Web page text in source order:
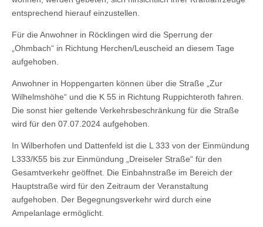
entsprechend hierauf einzustellen.
Für die Anwohner in Röcklingen wird die Sperrung der
„Ohmbach“ in Richtung Herchen/Leuscheid an diesem Tage
aufgehoben.
Anwohner in Hoppengarten können über die Straße „Zur
Wilhelmshöhe“ und die K 55 in Richtung Ruppichteroth fahren.
Die sonst hier geltende Verkehrsbeschränkung für die Straße
wird für den 07.07.2024 aufgehoben.
In Wilberhofen und Dattenfeld ist die L 333 von der Einmündung
L333/K55 bis zur Einmündung „Dreiseler Straße“ für den
Gesamtverkehr geöffnet. Die Einbahnstraße im Bereich der
Hauptstraße wird für den Zeitraum der Veranstaltung
aufgehoben. Der Begegnungsverkehr wird durch eine
Ampelanlage ermöglicht.